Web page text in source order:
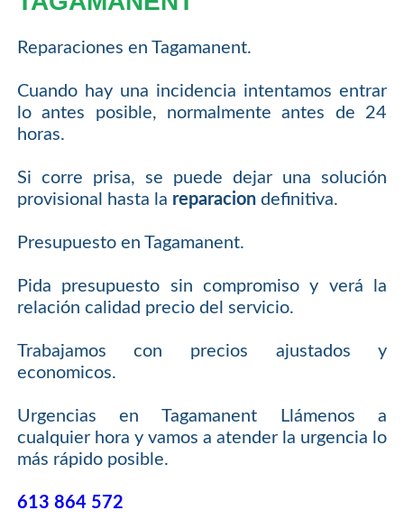
Reparaciones en Tagamanent.
Cuando hay una incidencia intentamos entrar
lo antes posible, normalmente antes de 24
horas.
Si corre prisa, se puede dejar una solución
provisional hasta la reparaciondefinitiva.
Presupuesto en Tagamanent.
Pida presupuesto sin compromiso y verá la
relación calidad precio del servicio.
Trabajamos con precios ajustados y
economicos.
Urgencias en Tagamanent Llámenos a
cualquier hora y vamos a atender la urgencia lo
más rápido posible.
613 864 572